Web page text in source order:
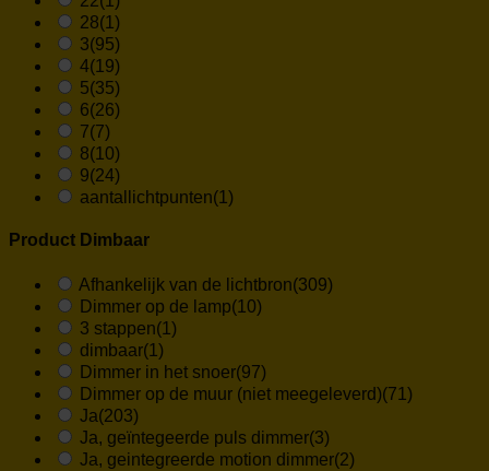
28(1)
3(95)
4(19)
5(35)
6(26)
7(7)
8(10)
9(24)
aantallichtpunten(1)
Product Dimbaar
Afhankelijk van de lichtbron(309)
Dimmer op de lamp(10)
3 stappen(1)
dimbaar(1)
Dimmer in het snoer(97)
Dimmer op de muur (niet meegeleverd)(71)
Ja(203)
Ja, geïntegeerde puls dimmer(3)
Ja, geintegreerde motion dimmer(2)